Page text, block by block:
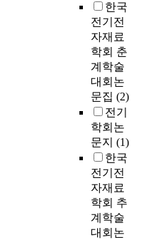
한국
전기전
자재료
학회 춘
계학술
대회논
문집 (2)
전기
학회논
문지 (1)
한국
전기전
자재료
학회 추
계학술
대회논